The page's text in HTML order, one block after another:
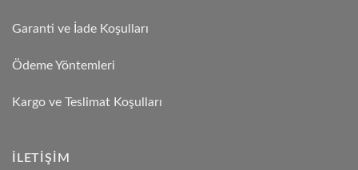
Garanti ve İade Koşulları
Ödeme Yöntemleri
Kargo ve Teslimat Koşulları
İLETIŞIM